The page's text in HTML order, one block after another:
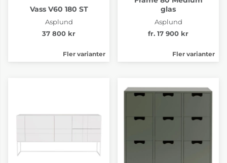
Vass V60 180 ST
Asplund
37 800 kr
Fler varianter
glas
Asplund
fr. 17 900 kr
Fler varianter